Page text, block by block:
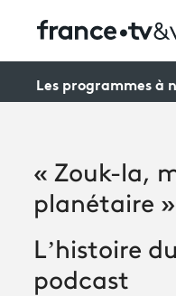
Creators
Participer et assister à
Les programmes à
« Zouk-la,
planétaire »
L’histoire
podcast